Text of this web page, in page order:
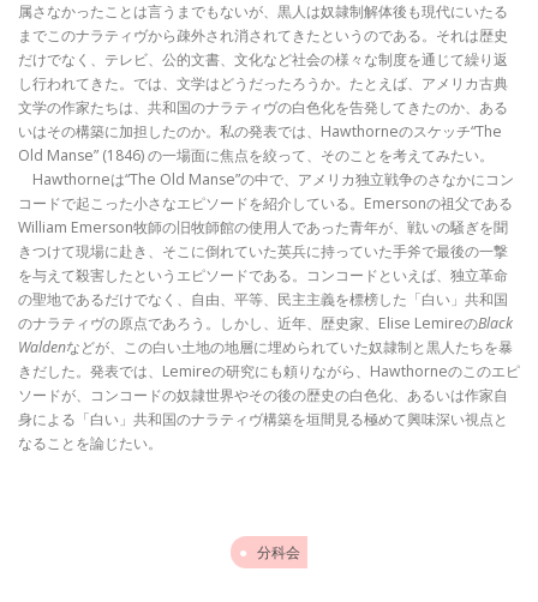
属さなかったことは言うまでもないが、黒人は奴隷制解体後も現代にいたる
までこのナラティヴから疎外され消されてきたというのである。それは歴史
だけでなく、テレビ、公的文書、文化など社会の様々な制度を通じて繰り返
し行われてきた。では、文学はどうだったろうか。たとえば、アメリカ古典
文学の作家たちは、共和国のナラティヴの白色化を告発してきたのか、ある
いはその構築に加担したのか。私の発表では、Hawthorneのスケッチ“The
Old Manse” (1846) の一場面に焦点を絞って、そのことを考えてみたい。
Hawthorneは“The Old Manse”の中で、アメリカ独立戦争のさなかにコン
コードで起こった小さなエピソードを紹介している。Emersonの祖父である
William Emerson牧師の旧牧師館の使用人であった青年が、戦いの騒ぎを聞
きつけて現場に赴き、そこに倒れていた英兵に持っていた手斧で最後の一撃
を与えて殺害したというエピソードである。コンコードといえば、独立革命
の聖地であるだけでなく、自由、平等、民主主義を標榜した「白い」共和国
のナラティヴの原点であろう。しかし、近年、歴史家、Elise LemireのBlack
Waldenなどが、この白い土地の地層に埋められていた奴隷制と黒人たちを暴
きだした。発表では、Lemireの研究にも頼りながら、Hawthorneのこのエピ
ソードが、コンコードの奴隷世界やその後の歴史の白色化、あるいは作家自
身による「白い」共和国のナラティヴ構築を垣間見る極めて興味深い視点と
なることを論じたい。
分科会